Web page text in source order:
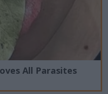
All Parasites